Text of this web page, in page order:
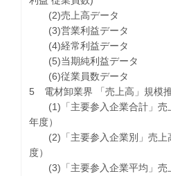
(2)売上高データ
(3)営業利益データ
(4)経常利益データ
(5)当期純利益データ
(6)従業員数データ
5 電材卸業界 「売上高」規模
(1)「主要参入企業合計」売
年度）
(2)「主要参入企業別」売上
度）
(3)「主要参入企業平均」売